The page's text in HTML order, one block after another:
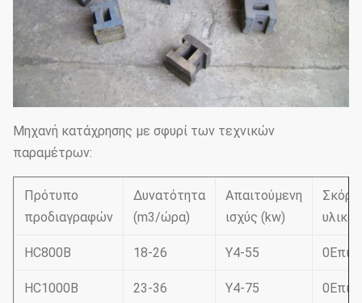
Μηχανή κατάχρησης με σφυρί των τεχνικών
παραμέτρων:
Πρότυπο
προδιαγραφών
Δυνατότητα
(m3/ώρα)
Απαιτούμενη
ισχύς (kw)
HC800B 18-26 Υ4-55 0
HC1000B 23-36 Y4-75 0